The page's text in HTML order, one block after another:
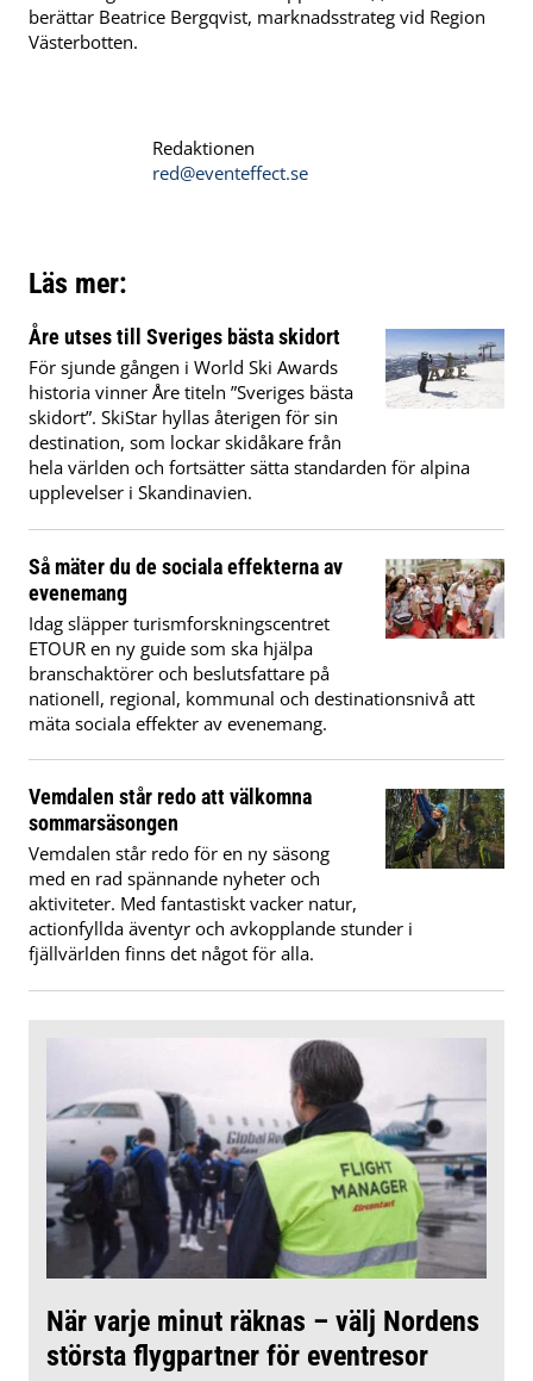
berättar Beatrice Bergqvist, marknadsstrateg vid Region
Västerbotten.
Redaktionen
red@eventeffect.se
Läs mer:
Åre utses till Sveriges bästa skidort
För sjunde gången i World Ski Awards
historia vinner Åre titeln ”Sveriges bästa
skidort”. SkiStar hyllas återigen för sin
destination, som lockar skidåkare från
hela världen och fortsätter sätta standarden för alpina
upplevelser i Skandinavien.
Så mäter du de sociala effekterna av
evenemang
Idag släpper turismforskningscentret
ETOUR en ny guide som ska hjälpa
branschaktörer och beslutsfattare på
nationell, regional, kommunal och destinationsnivå att
mäta sociala effekter av evenemang.
Vemdalen står redo att välkomna
sommarsäsongen
Vemdalen står redo för en ny säsong
med en rad spännande nyheter och
aktiviteter. Med fantastiskt vacker natur,
actionfyllda äventyr och avkopplande stunder i
fjällvärlden finns det något för alla.
När varje minut räknas – välj Nordens
största flygpartner för eventresor